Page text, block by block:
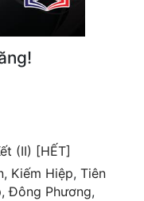
(II) [HẾT]
, Kiếm Hiệp, Tiên
,Đông Phương,